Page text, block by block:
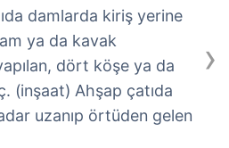
›
damlarda kiriş yerine
ya da kavak
dört köşe ya da
(inşaat) Ahşap çatıda
uzanıp örtüden gelen